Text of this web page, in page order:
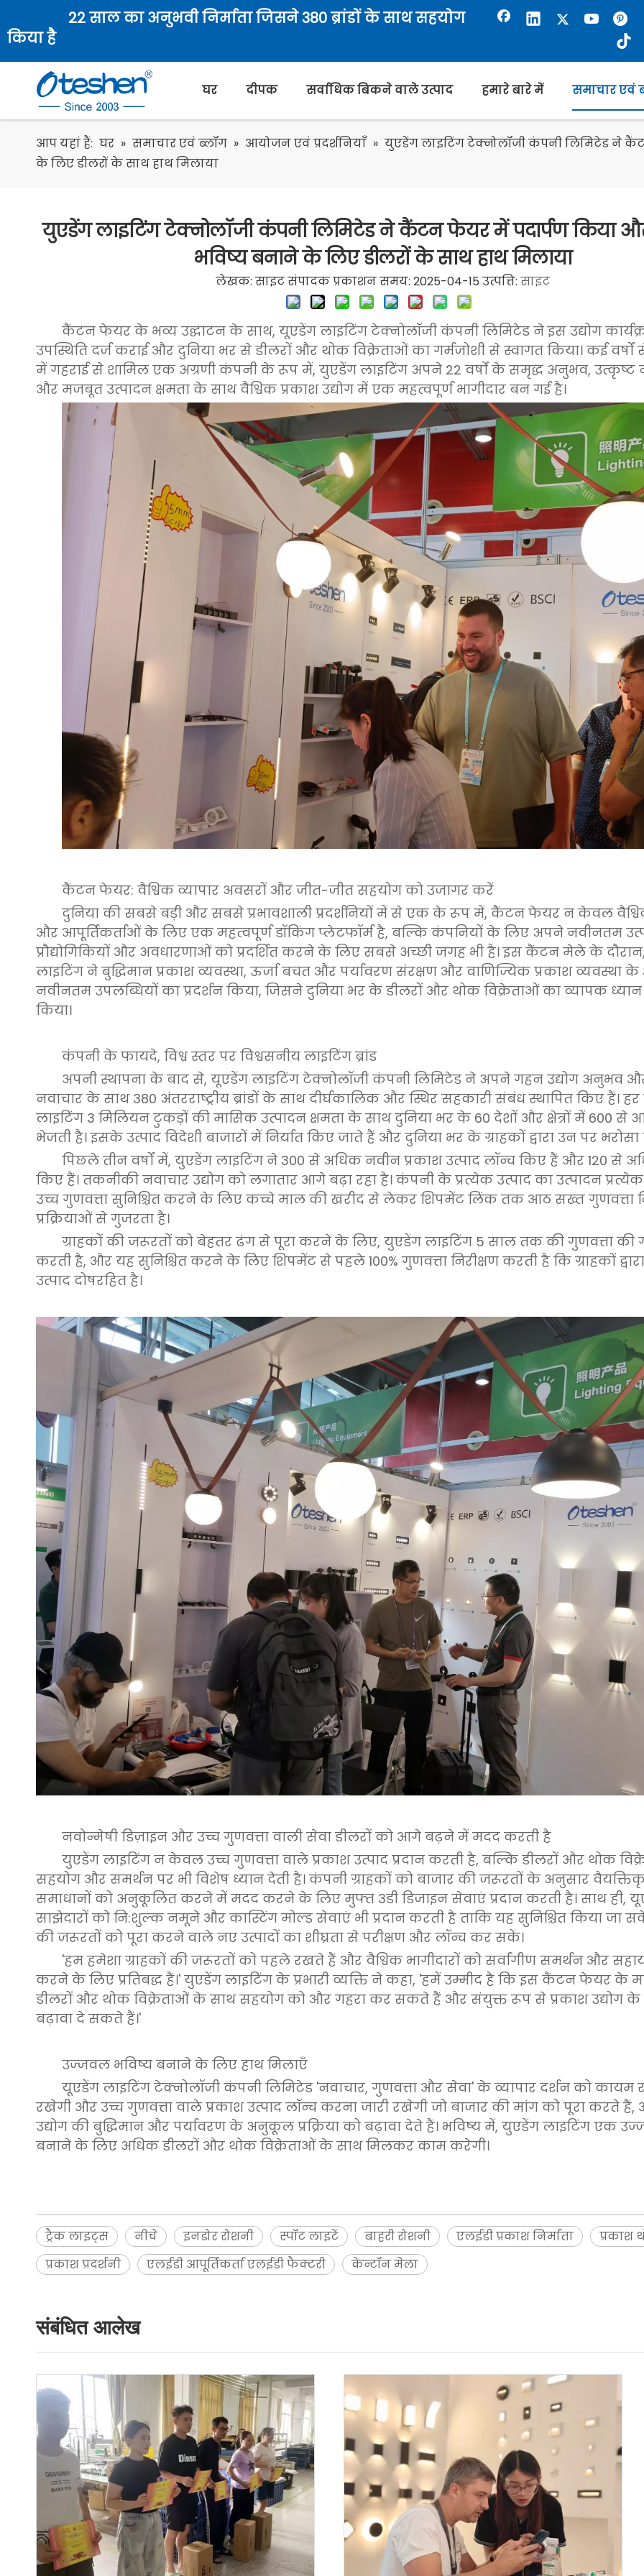
22 साल का अनुभवी निर्माता जिसने 380 ब्रांडों के साथ सहयोग
किया है
घर दीपक सर्वाधिक बिकने वाले उत्पाद हमारे बारे में समाचार एवं
आप यहां हैं: घर » समाचार एवं ब्लॉग » आयोजन एवं प्रदर्शनियाँ » युएडेंग लाइटिंग टेक्नोलॉजी कंपनी लिमिटेड ने
के लिए डीलरों के साथ हाथ मिलाया
युएडेंग लाइटिंग टेक्नोलॉजी कंपनी लिमिटेड ने कैंटन फेयर में पदार्पण किया
भविष्य बनाने के लिए डीलरों के साथ हाथ मिलाया
लेखक: साइट संपादक प्रकाशन समय: 2025-04-15 उत्पत्ति: साइट
कैंटन फेयर के भव्य उद्घाटन के साथ, यूएडेंग लाइटिंग टेक्नोलॉजी कंपनी लिमिटेड ने इस उद्योग
उपस्थिति दर्ज कराई और दुनिया भर से डीलरों और थोक विक्रेताओं का गर्मजोशी से स्वागत किया। कई वर्षों
में गहराई से शामिल एक अग्रणी कंपनी के रूप में, युएडेंग लाइटिंग अपने 22 वर्षों के समृद्ध अनुभव, उत्कृष्ट
और मजबूत उत्पादन क्षमता के साथ वैश्विक प्रकाश उद्योग में एक महत्वपूर्ण भागीदार बन गई है।
कैंटन फेयर: वैश्विक व्यापार अवसरों और जीत-जीत सहयोग को उजागर करें
दुनिया की सबसे बड़ी और सबसे प्रभावशाली प्रदर्शनियों में से एक के रूप में, कैंटन फेयर न केवल
और आपूर्तिकर्ताओं के लिए एक महत्वपूर्ण डॉकिंग प्लेटफॉर्म है, बल्कि कंपनियों के लिए अपने नवीनतम
प्रौद्योगिकियों और अवधारणाओं को प्रदर्शित करने के लिए सबसे अच्छी जगह भी है। इस कैंटन मेले के
लाइटिंग ने बुद्धिमान प्रकाश व्यवस्था, ऊर्जा बचत और पर्यावरण संरक्षण और वाणिज्यिक प्रकाश व्यवस्था के
नवीनतम उपलब्धियों का प्रदर्शन किया, जिसने दुनिया भर के डीलरों और थोक विक्रेताओं का व्यापक
किया।
कंपनी के फायदे, विश्व स्तर पर विश्वसनीय लाइटिंग ब्रांड
अपनी स्थापना के बाद से, यूएडेंग लाइटिंग टेक्नोलॉजी कंपनी लिमिटेड ने अपने गहन उद्योग अनुभव
नवाचार के साथ 380 अंतरराष्ट्रीय ब्रांडों के साथ दीर्घकालिक और स्थिर सहकारी संबंध स्थापित किए हैं।
लाइटिंग 3 मिलियन टुकड़ों की मासिक उत्पादन क्षमता के साथ दुनिया भर के 60 देशों और क्षेत्रों में 600
भेजती है। इसके उत्पाद विदेशी बाजारों में निर्यात किए जाते हैं और दुनिया भर के ग्राहकों द्वारा उन पर भरोसा
पिछले तीन वर्षों में, युएडेंग लाइटिंग ने 300 से अधिक नवीन प्रकाश उत्पाद लॉन्च किए हैं और 120 से
किए हैं। तकनीकी नवाचार उद्योग को लगातार आगे बढ़ा रहा है। कंपनी के प्रत्येक उत्पाद का उत्पादन
उच्च गुणवत्ता सुनिश्चित करने के लिए कच्चे माल की खरीद से लेकर शिपमेंट लिंक तक आठ सख्त गुणवत्ता
प्रक्रियाओं से गुजरता है।
ग्राहकों की जरूरतों को बेहतर ढंग से पूरा करने के लिए, युएडेंग लाइटिंग 5 साल तक की गुणवत्ता की
करती है, और यह सुनिश्चित करने के लिए शिपमेंट से पहले 100% गुणवत्ता निरीक्षण करती है कि ग्राहकों द्वारा
उत्पाद दोषरहित है।
नवोन्मेषी डिज़ाइन और उच्च गुणवत्ता वाली सेवा डीलरों को आगे बढ़ने में मदद करती है
युएडेंग लाइटिंग न केवल उच्च गुणवत्ता वाले प्रकाश उत्पाद प्रदान करती है, बल्कि डीलरों और थोक
सहयोग और समर्थन पर भी विशेष ध्यान देती है। कंपनी ग्राहकों को बाजार की जरूरतों के अनुसार
समाधानों को अनुकूलित करने में मदद करने के लिए मुफ्त 3डी डिजाइन सेवाएं प्रदान करती है। साथ ही,
साझेदारों को नि:शुल्क नमूने और कास्टिंग मोल्ड सेवाएं भी प्रदान करती है ताकि यह सुनिश्चित किया जा
की जरूरतों को पूरा करने वाले नए उत्पादों का शीघ्रता से परीक्षण और लॉन्च कर सकें।
'हम हमेशा ग्राहकों की जरूरतों को पहले रखते हैं और वैश्विक भागीदारों को सर्वांगीण समर्थन और
करने के लिए प्रतिबद्ध हैं।' युएडेंग लाइटिंग के प्रभारी व्यक्ति ने कहा, 'हमें उम्मीद है कि इस कैंटन फेयर के
डीलरों और थोक विक्रेताओं के साथ सहयोग को और गहरा कर सकते हैं और संयुक्त रूप से प्रकाश उद्योग के
बढ़ावा दे सकते हैं।'
उज्जवल भविष्य बनाने के लिए हाथ मिलाएँ
यूएडेंग लाइटिंग टेक्नोलॉजी कंपनी लिमिटेड 'नवाचार, गुणवत्ता और सेवा' के व्यापार दर्शन को कायम
रखेगी और उच्च गुणवत्ता वाले प्रकाश उत्पाद लॉन्च करना जारी रखेगी जो बाजार की मांग को पूरा करते हैं,
उद्योग की बुद्धिमान और पर्यावरण के अनुकूल प्रक्रिया को बढ़ावा देते हैं। भविष्य में, युएडेंग लाइटिंग एक
बनाने के लिए अधिक डीलरों और थोक विक्रेताओं के साथ मिलकर काम करेगी।
ट्रैक लाइट्स नीचे इनडोर रोशनी स्पॉट लाइटें बाहरी रोशनी एलईडी प्रकाश निर्माता
प्रकाश
प्रकाश प्रदर्शनी
एलईडी आपूर्तिकर्ता एलईडी फैक्टरी केन्टॉन मेला
संबंधित आलेख